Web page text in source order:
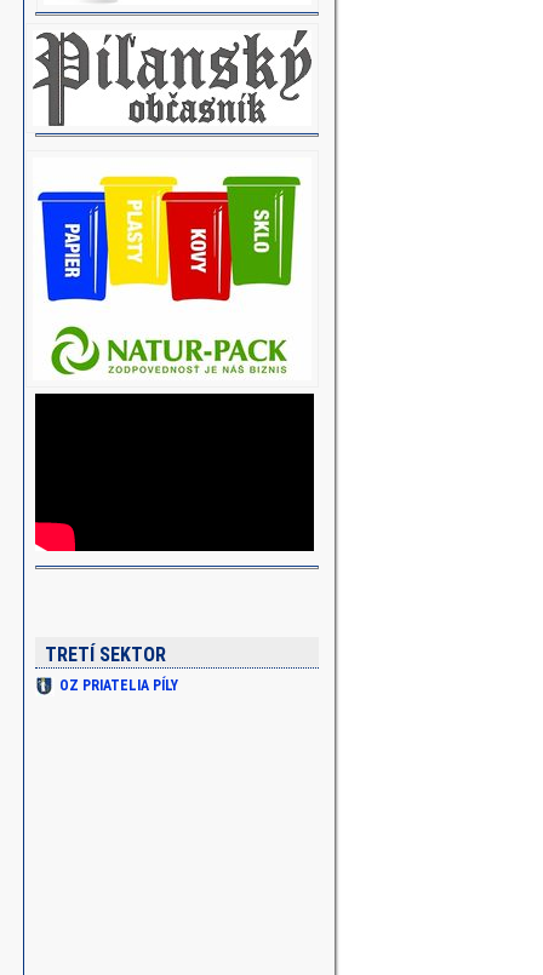
O DODATOK K VZN Č.
O DODATOK K VZN Č.1/2016 O ODPADOCH
TRETÍ SEKTOR
OZ PRIATELIA PÍLY